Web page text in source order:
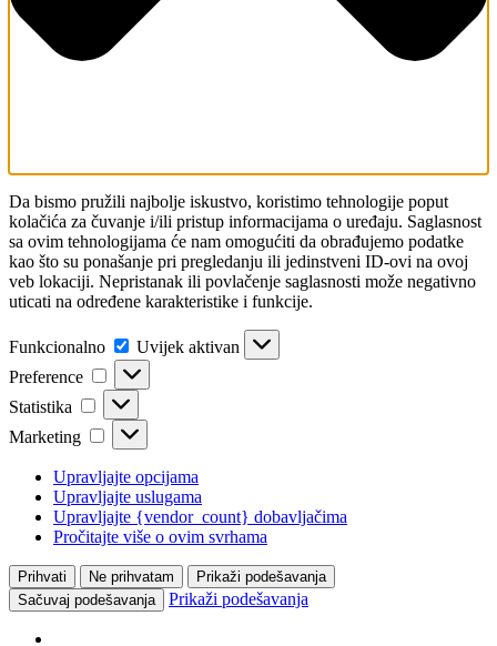
Da bismo pružili najbolje iskustvo, koristimo tehnologije poput
kolačića za čuvanje i/ili pristup informacijama o uređaju. Saglasnost
sa ovim tehnologijama će nam omogućiti da obrađujemo podatke
kao što su ponašanje pri pregledanju ili jedinstveni ID-ovi na ovoj
veb lokaciji. Nepristanak ili povlačenje saglasnosti može negativno
uticati na određene karakteristike i funkcije.
Funkcionalno
Uvijek aktivan
Preference
Statistika
Marketing
Upravljajte opcijama
Upravljajte uslugama
Upravljajte {vendor_count} dobavljačima
Pročitajte više o ovim svrhama
Prihvati Ne prihvatam
Prikaži podešavanja
Sačuvaj podešavanja
Prikaži podešavanja